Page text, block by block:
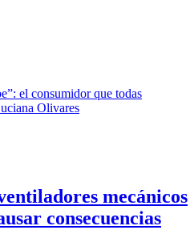
mecánicos
consecuencias